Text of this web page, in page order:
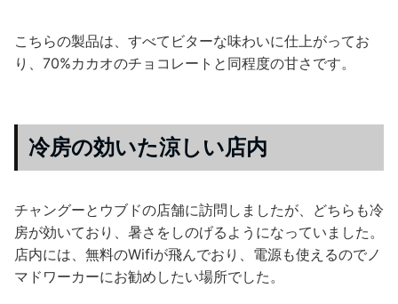
こちらの製品は、すべてビターな味わいに仕上がってお
り、70%カカオのチョコレートと同程度の甘さです。
冷房の効いた涼しい店内
チャングーとウブドの店舗に訪問しましたが、どちらも冷
房が効いており、暑さをしのげるようになっていました。
店内には、無料のWifiが飛んでおり、電源も使えるのでノ
マドワーカーにお勧めしたい場所でした。